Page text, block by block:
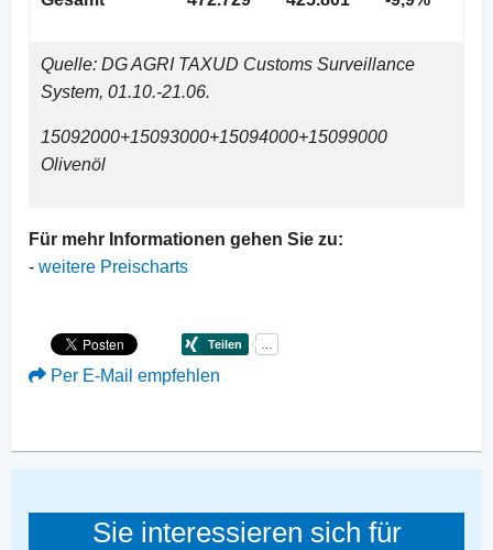
Quelle: DG AGRI TAXUD Customs Surveillance
System, 01.10.-21.06.
15092000+15093000+15094000+15099000
Olivenöl
Für mehr Informationen gehen Sie zu:
- weitere Preischarts
Per E-Mail empfehlen
Sie interessieren sich für